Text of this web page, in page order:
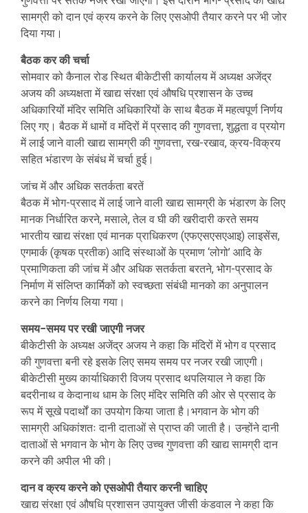
सामग्री को दान एवं क्रय करने के लिए एसओपी तैयार करने पर भी जोर
दिया गया।
बैठक कर की चर्चा
सोमवार को कैनाल रोड स्थित बीकेटीसी कार्यालय में अध्यक्ष अजेंद्र
अजय की अध्यक्षता में खाद्य संरक्षा एवं औषधि प्रशासन के उच्च
अधिकारियोंं मंदिर समिति अधिकारियों के साथ बैठक में महत्वपूर्ण निर्णय
लिए गए। बैठक में धामों व मंदिरों में प्रसाद की गुणवत्ता, शुद्धता व प्रयोग
में लाई जाने वाली खाद्य सामग्री की गुणवत्ता, रख-रखाव, क्रय-विक्रय
सहित भंडारण के संबंध में चर्चा हुई।
जांच में और अधिक सतर्कता बरतें
बैठक में भोग-प्रसाद में लाई जाने वाली खाद्य सामग्री के भंडारण के लिए
मानक निर्धारित करने, मसाले, तेल व घी की खरीदारी करते समय
भारतीय खाद्य संरक्षा एवं मानक प्राधिकरण (एफएसएसएआइ) लाइसेंस,
एगमार्क (कृषक प्रतीक) आदि संस्थाओं के प्रमाण ‘लोगो’ आदि के
प्रमाणिकता की जांच में और अधिक सतर्कता बरतने, भोग-प्रसाद के
निर्माण में संलिप्त कार्मिकों को स्वच्छता संबंधी मानको का अनुपालन
करने का निर्णय लिया गया।
समय−समय पर रखी जाएगी नजर
बीकेटीसी के अध्यक्ष अजेंद्र अजय ने कहा कि मंदिरों में भोग व प्रसाद
की गुणवत्ता बनी रहे इसके लिए समय समय पर नजर रखी जाएगी।
बीकेटीसी मुख्य कार्याधिकारी विजय प्रसाद थपलियाल ने कहा कि
बदरीनाथ व केदानाथ धाम के लिए मंदिर समिति की ओर से प्रसाद के
रूप में सूखे पदार्थों का उपयोग किया जाता है।भगवान के भोग की
सामग्री अधिकांशतः दानी दाताओं से प्राप्त की जाती है। उन्होंने दानी
दाताओं से भगवान के भोग के लिए उच्च गुणवत्ता की खाद्य सामग्री दान
करने की अपील भी की।
दान व क्रय करने को एसओपी तैयार करनी चाहिए
खाद्य संरक्षा एवं औषधि प्रशासन उपायुक्त जीसी कंडवाल ने कहा कि